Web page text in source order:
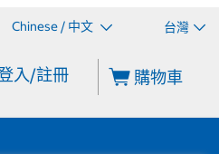
Chinese / 中文 台灣
入/註冊 購物車